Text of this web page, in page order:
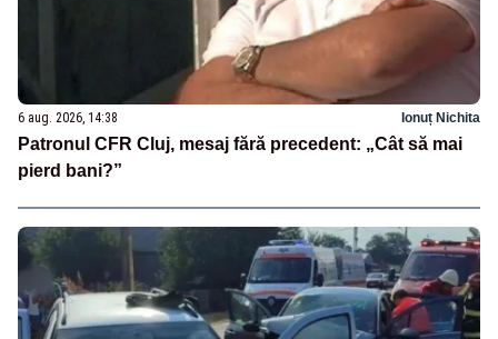
6 aug. 2026, 14:38 Ionuț Nichita
Patronul CFR Cluj, mesaj fără precedent: „Cât să mai
pierd bani?”